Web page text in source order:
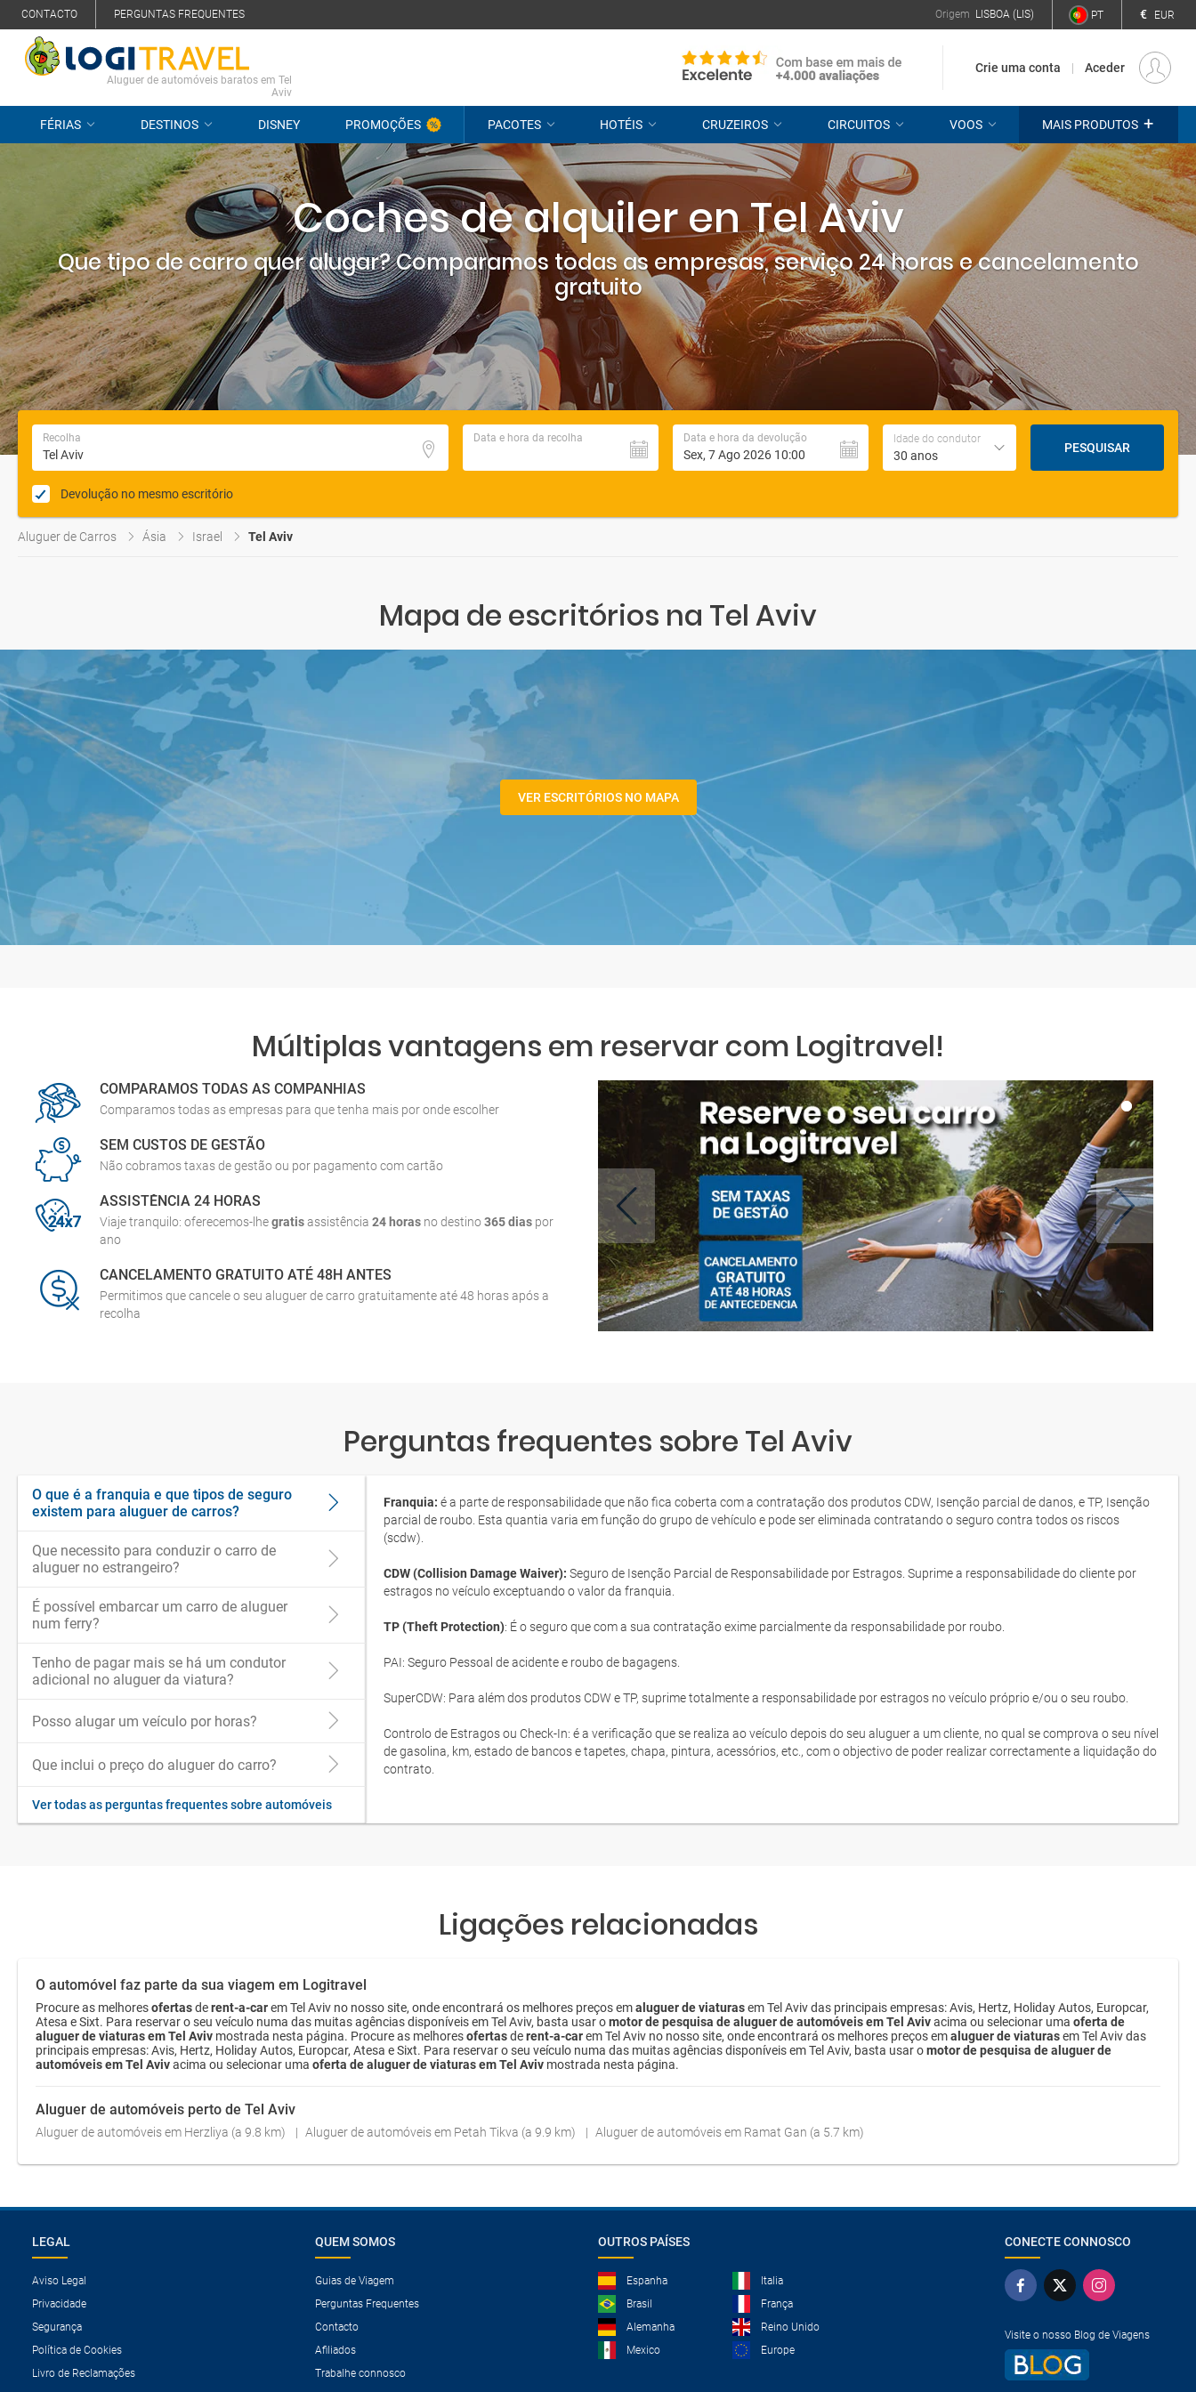
CONTACTO PERGUNTAS FREQUENTES Origem LISBOA (LIS) PT € EUR
Aluguer de automóveis baratos em Tel
Aviv
Crie uma conta Aceder
FÉRIAS DESTINOS DISNEY PROMOÇÕES PACOTES HOTÉIS CRUZEIROS CIRCUITOS VOOS MAIS PRODUTOS +
Coches de alquiler en Tel Aviv
Que tipo de carro quer alugar? Comparamos todas as empresas, serviço 24 horas e cancelamento
gratuito
Recolha Data e hora da recolha Data e hora da devolução Idade do condutor
30 anos
PESQUISAR
Devolução no mesmo escritório
Aluguer de Carros Ásia Israel Tel Aviv
Mapa de escritórios na Tel Aviv
VER ESCRITÓRIOS NO MAPA
Múltiplas vantagens em reservar com Logitravel!
COMPARAMOS TODAS AS COMPANHIAS
Comparamos todas as empresas para que tenha mais por onde escolher
SEM CUSTOS DE GESTÃO
Não cobramos taxas de gestão ou por pagamento com cartão
ASSISTÊNCIA 24 HORAS
Viaje tranquilo: oferecemos-lhegratisassistência 24 horas no destino365 dias por
ano
CANCELAMENTO GRATUITO ATÉ 48H ANTES
Permitimos que cancele o seu aluguer de carro gratuitamente até 48 horas após a
recolha
Perguntas frequentes sobre Tel Aviv
O que é a franquia e que tipos de seguro
existem para aluguer de carros?
Que necessito para conduzir o carro de
aluguer no estrangeiro?
É possível embarcar um carro de aluguer
num ferry?
Tenho de pagar mais se há um condutor
adicional no aluguer da viatura?
Posso alugar um veículo por horas?
Que inclui o preço do aluguer do carro?
Ver todas as perguntas frequentes sobre automóveis
Franquia:é a parte de responsabilidade que não fica coberta com a contratação dos produtos CDW, Isenção parcial de danos, e TP, Isenção
parcial de roubo. Esta quantia varia em função do grupo de vehículo e pode ser eliminada contratando o seguro contra todos os riscos
(scdw).
CDW (Collision Damage Waiver): Seguro de Isenção Parcial de Responsabilidade por Estragos. Suprime a responsabilidade do cliente por
estragos no veículo exceptuando o valor da franquia.
TP (Theft Protection): É o seguro que com a sua contratação exime parcialmente da responsabilidade por roubo.
PAI: Seguro Pessoal de acidente e roubo de bagagens.
SuperCDW: Para além dos produtos CDW e TP, suprime totalmente a responsabilidade por estragos no veículo próprio e/ou o seu roubo.
Controlo de Estragos ou Check-In: é a verificação que se realiza ao veículo depois do seu aluguer a um cliente, no qual se comprova o seu nível
de gasolina, km, estado de bancos e tapetes, chapa, pintura, acessórios, etc., com o objectivo de poder realizar correctamente a liquidação do
contrato.
Ligações relacionadas
O automóvel faz parte da sua viagem em Logitravel
Procure as melhoresofertasderent-a-carem Tel Aviv no nosso site, onde encontrará os melhores preços emaluguer de viaturasem Tel Aviv das principais empresas: Avis, Hertz, Holiday Autos, Europcar,
Atesa e Sixt. Para reservar o seu veículo numa das muitas agências disponíveis em Tel Aviv, basta usar omotor de pesquisa de aluguer de automóveis em Tel Avivacima ou selecionar uma oferta de
aluguer de viaturas em Tel Aviv mostrada nesta página. Procure as melhoresofertasderent-a-carem Tel Aviv no nosso site, onde encontrará os melhores preços emaluguer de viaturasem Tel Aviv das
principais empresas: Avis, Hertz, Holiday Autos, Europcar, Atesa e Sixt. Para reservar o seu veículo numa das muitas agências disponíveis em Tel Aviv, basta usar omotor de pesquisa de aluguer de
automóveis em Tel Avivacima ou selecionar uma oferta de aluguer de viaturas em Tel Aviv mostrada nesta página.
Aluguer de automóveis perto de Tel Aviv
Aluguer de automóveis em Herzliya (a 9.8 km) Aluguer de automóveis em Petah Tikva (a 9.9 km) Aluguer de automóveis em Ramat Gan (a 5.7 km)
LEGAL
Aviso Legal
Privacidade
Segurança
Política de Cookies
Livro de Reclamações
QUEM SOMOS
Guias de Viagem
Perguntas Frequentes
Contacto
Afiliados
Trabalhe connosco
OUTROS PAÍSES
Espanha
Italia
Brasil
França
Alemanha
Reino Unido
Mexico
Europe
CONECTE CONNOSCO
Visite o nosso Blog de Viagens